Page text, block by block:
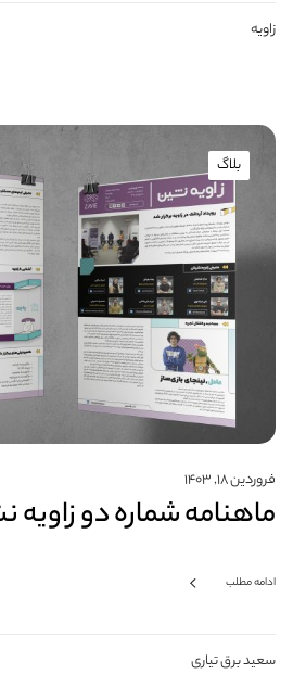
زاویه
بلاگ
فروردین ۱۸, ۱۴۰۳
ماهنامه شماره دو زاویه
ادامه مطلب
سعید برق تیاری